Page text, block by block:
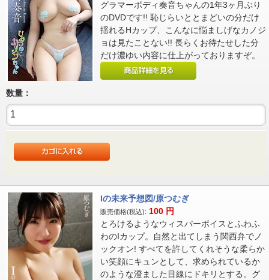
グラマーボディ奏音ちゃんの1年3ヶ月ぶり
のDVDです!! 恥じらいととまどいの分だけ
揺れるHカップ、こんなに悩ましげなカノジ
ョは見たことない!! 長らくお待たせした分
だけ濃ゆい内容に仕上がっておりますぞ。
数量：
Iの未来予想図/原つむぎ
販売価格(税込): 100 円
とろけるようなウィスパーボイスとふわふ
わのIカップ。自然と出てしまう関西弁でノ
ックオン! すべてを許してくれそうな柔らか
い笑顔にキュンとして、求められているか
のような澄ました目線にドキリとする。グ